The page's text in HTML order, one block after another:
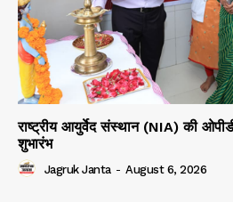
राष्ट्रीय आयुर्वेद संस्थान (NIA) की
शुभारंभ
Jagruk Janta - August 6, 2026